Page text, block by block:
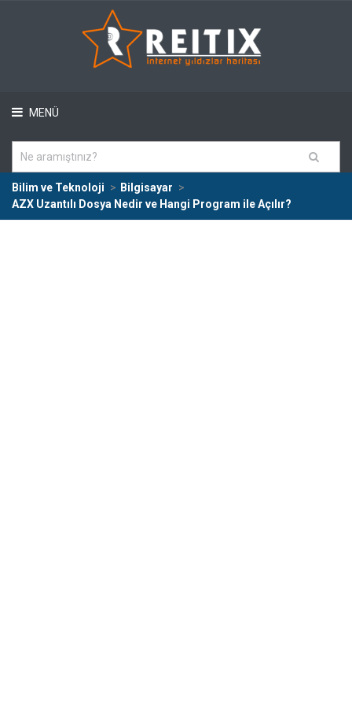
MENÜ
Bilim ve Teknoloji
Bilgisayar
AZX Uzantılı Dosya Nedir ve Hangi Program ile Açılır?